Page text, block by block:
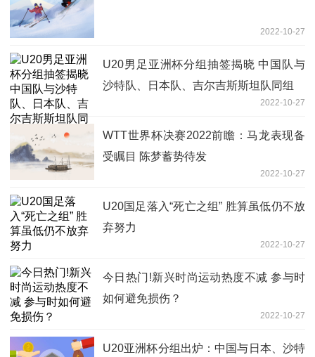
2022-10-27
U20男足亚洲杯分组抽签揭晓 中国队与
沙特队、日本队、吉尔吉斯斯坦队同组
2022-10-27
WTT世界杯决赛2022前瞻：马龙表现备
受瞩目 陈梦蓄势待发
2022-10-27
U20国足落入“死亡之组” 胜算虽低仍不放
弃努力
2022-10-27
今日热门!新兴时尚运动热度不减 参与时
如何避免损伤？
2022-10-27
U20亚洲杯分组出炉：中国与日本、沙特